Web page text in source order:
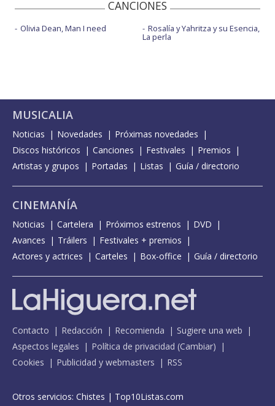
CANCIONES
Olivia Dean, Man I need Rosalía y Yahritza y su Esencia,
La perla
MUSICALIA
Noticias Novedades
Próximas novedades
Discos históricos
Canciones Festivales
Premios
Artistas y grupos
Portadas Listas Guía / directorio
CINEMANÍA
Noticias Cartelera Próximos estrenos
DVD
Avances
Tráilers
Festivales + premios
Actores y actrices
Carteles Box-office Guía / directorio
Contacto Redacción Recomienda
Sugiere una web
Aspectos legales
Política de privacidad (Cambiar)
Cookies
Publicidad y webmasters RSS
Otros servicios: Chistes | Top10Listas.com